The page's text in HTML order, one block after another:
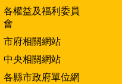
各權益及福利委員
會
市府相關網站
中央相關網站
各縣市政府單位網